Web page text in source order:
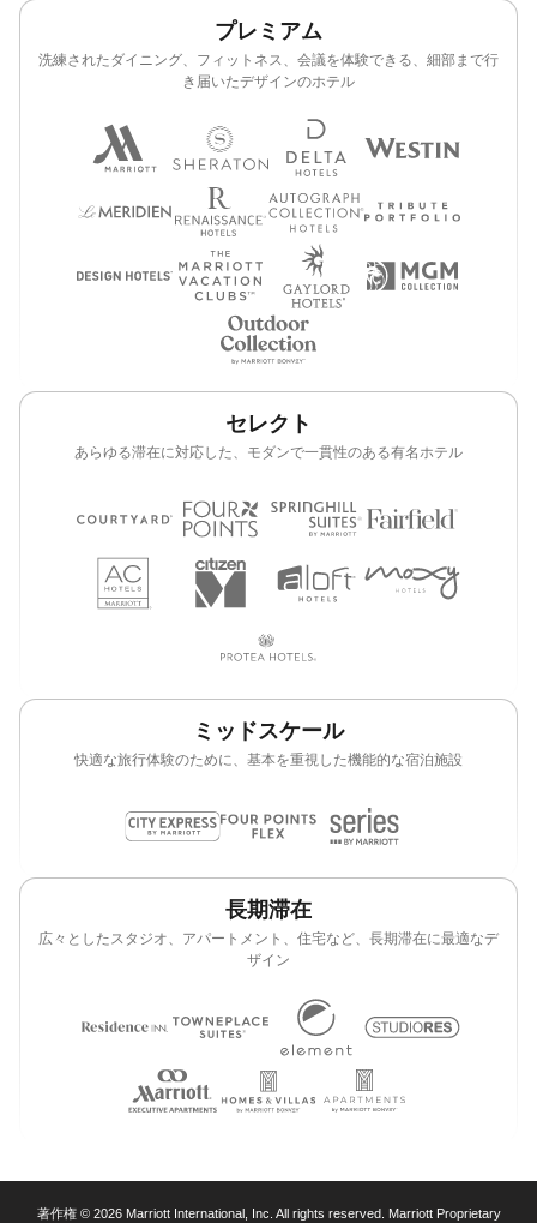
プレミアム
洗練されたダイニング、フィットネス、会議を体験できる、細部まで行
き届いたデザインのホテル
セレクト
あらゆる滞在に対応した、モダンで一貫性のある有名ホテル
ミッドスケール
快適な旅行体験のために、基本を重視した機能的な宿泊施設
長期滞在
広々としたスタジオ、アパートメント、住宅など、長期滞在に最適なデ
ザイン
著作権 © 2026 Marriott International, Inc. All rights reserved. Marriott Proprietary